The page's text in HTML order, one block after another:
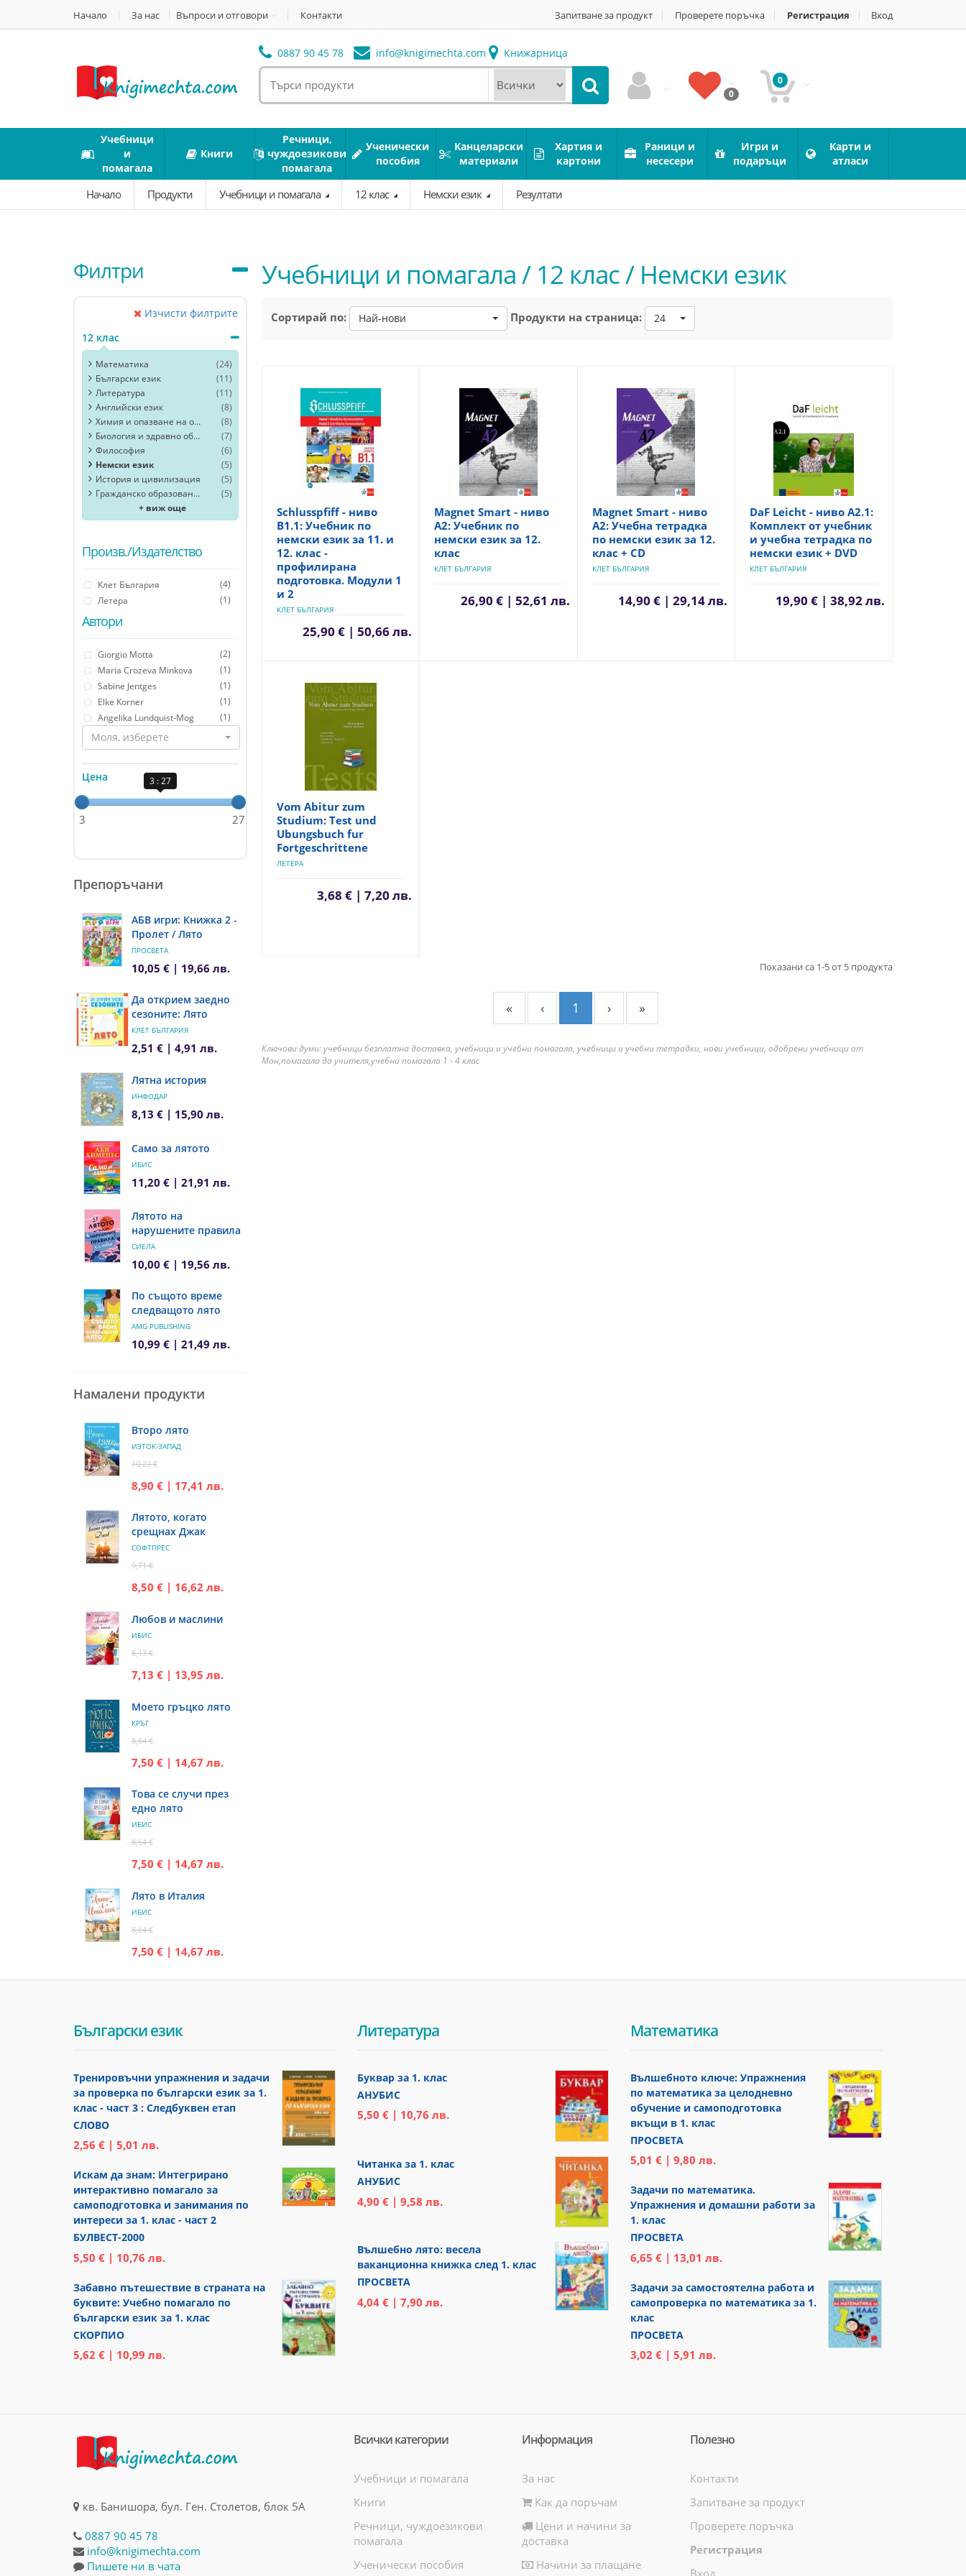
Начало За нас Въпроси и отговори Контакти Запитване за продукт Проверете поръчка Регистрация Вход
0887 90 45 78 info@knigimechta.com Книжарница
0
0
Учебници
и
помагала
Книги
Речници,
чуждоезикови
помагала
Ученически
пособия
Канцеларски
материали
Хартия и
картони
Раници и
несесери
Игри и
подаръци
Карти и
атласи
Начало Продукти Учебници и помагала 12 клас Немски език Резултати
Филтри
Изчисти филтрите
12 клас
Математика
(24)
Български език
(11)
Литература
(11)
Английски език
(8)
Химия и опазване на околната среда
(8)
Биология и здравно образoвание
(7)
Философия
(6)
Немски език
(5)
История и цивилизация
(5)
Гражданско образование
(5)
+ виж още
Произв./Издателство
Клет България
(4)
Летера
(1)
Автори
Giorgio Motta
(2)
Maria Crozeva Minkova
(1)
Sabine Jentges
(1)
Elke Korner
(1)
Angelika Lundquist-Mog
(1)
Моля, изберете
Цена 3 : 27
3 27
Препоръчани
АБВ игри: Книжка 2 -
Пролет / Лято
ПРОСВЕТА
10,05 € | 19,66 лв.
Да открием заедно
сезоните: Лято
КЛЕТ БЪЛГАРИЯ
2,51 € | 4,91 лв.
Лятна история
ИНФОДАР
8,13 € | 15,90 лв.
Само за лятото
ИБИС
11,20 € | 21,91 лв.
Лятото на
нарушените правила
СИЕЛА
10,00 € | 19,56 лв.
По същото време
следващото лято
AMG PUBLISHING
10,99 € | 21,49 лв.
Намалени продукти
Второ лято
ИЗТОК-ЗАПАД
10,22 €
8,90 € | 17,41 лв.
Лятото, когато
срещнах Джак
СОФТПРЕС
9,71 €
8,50 € | 16,62 лв.
Любов и маслини
ИБИС
8,13 €
7,13 € | 13,95 лв.
Моето гръцко лято
КРЪГ
8,64 €
7,50 € | 14,67 лв.
Това се случи през
едно лято
ИБИС
8,64 €
7,50 € | 14,67 лв.
Лято в Италия
ИБИС
8,64 €
7,50 € | 14,67 лв.
Учебници и помагала / 12 клас / Немски език
Сортирай по: Най-нови Продукти на страница: 24
Schlusspfiff - ниво
B1.1: Учебник по
немски език за 11. и
12. клас -
профилирана
подготовка. Модули 1
и 2
КЛЕТ БЪЛГАРИЯ
25,90 € | 50,66 лв.
Magnet Smart - ниво
A2: Учебник по
немски език за 12.
клас
КЛЕТ БЪЛГАРИЯ
26,90 € | 52,61 лв.
Magnet Smart - ниво
A2: Учебна тетрадка
по немски език за 12.
клас + CD
КЛЕТ БЪЛГАРИЯ
14,90 € | 29,14 лв.
DaF Leicht - ниво A2.1:
Комплект от учебник
и учебна тетрадка по
немски език + DVD
КЛЕТ БЪЛГАРИЯ
19,90 € | 38,92 лв.
Vom Abitur zum
Studium: Test und
Ubungsbuch fur
Fortgeschrittene
ЛЕТЕРА
3,68 € | 7,20 лв.
Показани са 1-5 от 5 продукта
« ‹ 1 › »
Ключови думи: учебници безплатна доставка, учебници и учебни помагала, учебници и учебни тетрадки, нови учебници, одобрени учебници от
Мон,помагала да учителя,учебни помагала 1 - 4 клас
Български език
Тренировъчни упражнения и задачи
за проверка по български език за 1.
клас - част 3 : Следбуквен етап
СЛОВО
2,56 € | 5,01 лв.
Искам да знам: Интегрирано
интерактивно помагало за
самоподготовка и занимания по
интереси за 1. клас - част 2
БУЛВЕСТ-2000
5,50 € | 10,76 лв.
Забавно пътешествие в страната на
буквите: Учебно помагало по
български език за 1. клас
СКОРПИО
5,62 € | 10,99 лв.
Литература
Буквар за 1. клас
АНУБИС
5,50 € | 10,76 лв.
Читанка за 1. клас
АНУБИС
4,90 € | 9,58 лв.
Вълшебно лято: весела
ваканционна книжка след 1. клас
ПРОСВЕТА
4,04 € | 7,90 лв.
Математика
Вълшебното ключе: Упражнения
по математика за целодневно
обучение и самоподготовка
вкъщи в 1. клас
ПРОСВЕТА
5,01 € | 9,80 лв.
Задачи по математика.
Упражнения и домашни работи за
1. клас
ПРОСВЕТА
6,65 € | 13,01 лв.
Задачи за самостоятелна работа и
самопроверка по математика за 1.
клас
ПРОСВЕТА
3,02 € | 5,91 лв.
кв. Банишора, бул. Ген. Столетов, блок 5А
0887 90 45 78
info@knigimechta.com
Пишете ни в чата
Всички категории
Учебници и помагала
Книги
Речници, чуждоезикови
помагала
Ученически пособия
Информация
За нас
Как да поръчам
Цени и начини за
доставка
Начини за плащане
Полезно
Контакти
Запитване за продукт
Проверете поръчка
Регистрация